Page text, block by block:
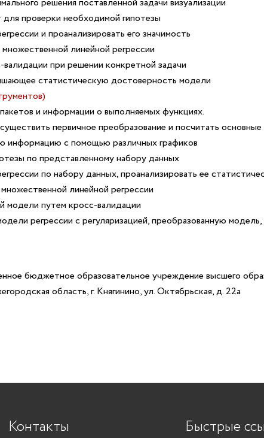
проверки необходимой гипотезы
и проанализировать его значимость
линейной регрессии
при решении конкретной задачи
статистическую достоверность модели
и информации о выполняемых функциях.
первичное преобразование и посчитать
информацию с помощью различных графиков
по представленному набору данных
по набору данных, проанализировать ее
линейной регрессии
модели путем кросс-валидации
регрессии с регуляризацией, преобразованную
бюджетное образовательное учреждение высшего
область, г. Княгинино, ул. Октябрьская, д. 22а
Контакты Быстрые